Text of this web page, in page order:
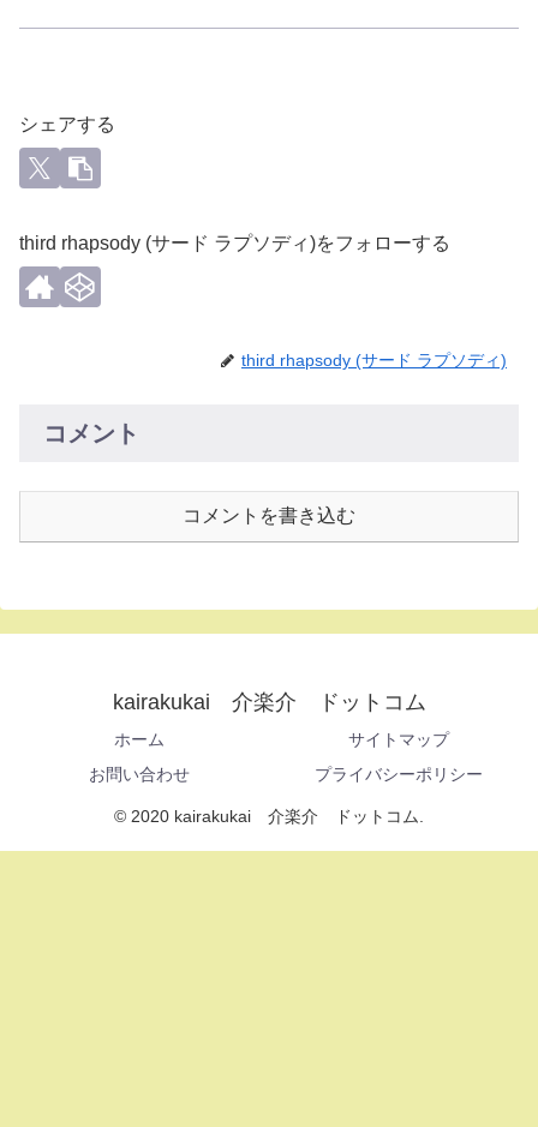
シェアする
third rhapsody (サード ラプソディ)をフォローする
third rhapsody (サード ラプソディ)
コメント
コメントを書き込む
kairakukai 介楽介 ドットコム
ホーム
サイトマップ
お問い合わせ
プライバシーポリシー
© 2020 kairakukai 介楽介 ドットコム.